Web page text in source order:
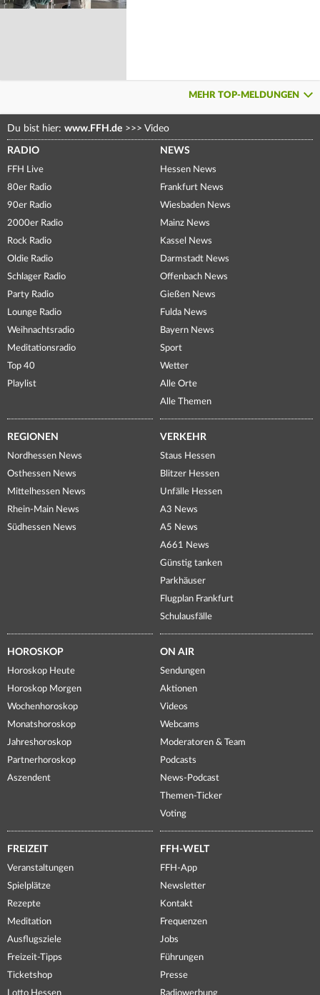
MEHR TOP-MELDUNGEN
Du bist hier: www.FFH.de >>> Video
RADIO
FFH Live
80er Radio
90er Radio
2000er Radio
Rock Radio
Oldie Radio
Schlager Radio
Party Radio
Lounge Radio
Weihnachtsradio
Meditationsradio
Top 40
Playlist
NEWS
Hessen News
Frankfurt News
Wiesbaden News
Mainz News
Kassel News
Darmstadt News
Offenbach News
Gießen News
Fulda News
Bayern News
Sport
Wetter
Alle Orte
Alle Themen
REGIONEN
Nordhessen News
Osthessen News
Mittelhessen News
Rhein-Main News
Südhessen News
VERKEHR
Staus Hessen
Blitzer Hessen
Unfälle Hessen
A3 News
A5 News
A661 News
Günstig tanken
Parkhäuser
Flugplan Frankfurt
Schulausfälle
HOROSKOP
Horoskop Heute
Horoskop Morgen
Wochenhoroskop
Monatshoroskop
Jahreshoroskop
Partnerhoroskop
Aszendent
ON AIR
Sendungen
Aktionen
Videos
Webcams
Moderatoren & Team
Podcasts
News-Podcast
Themen-Ticker
Voting
FREIZEIT
Veranstaltungen
Spielplätze
Rezepte
Meditation
Ausflugsziele
Freizeit-Tipps
Ticketshop
Lotto Hessen
FFH-WELT
FFH-App
Newsletter
Kontakt
Frequenzen
Jobs
Führungen
Presse
Radiowerbung